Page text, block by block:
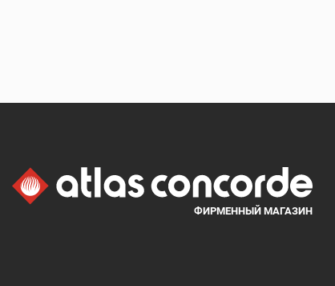
ФИРМЕННЫЙ МАГАЗИН